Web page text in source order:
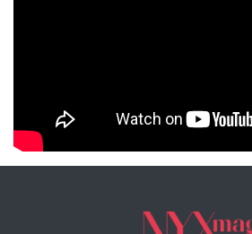
NYXmag 2. Yaş Kutlama Etkinliği